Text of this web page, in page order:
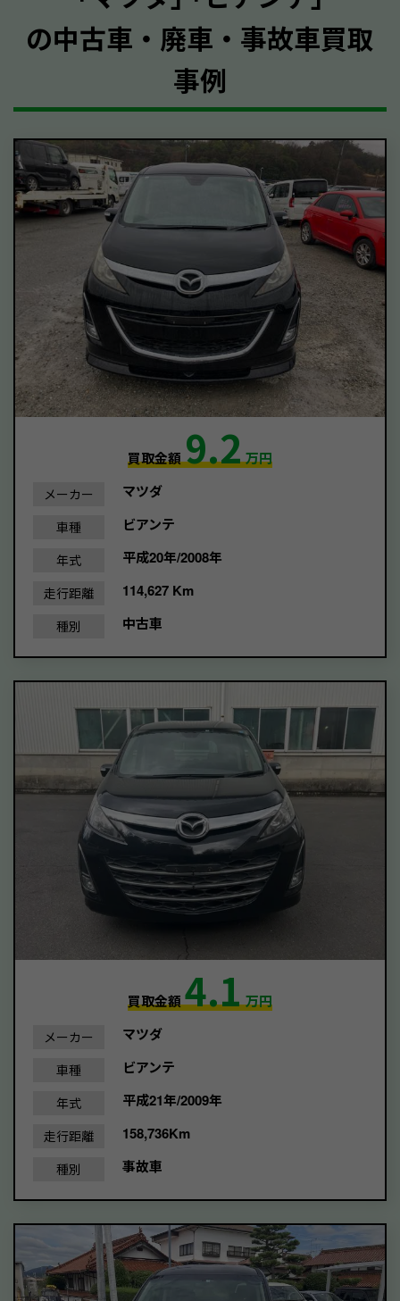
の中古車・廃車・事故車買取
事例
買取金額9.2万円
メーカー マツダ
車種 ビアンテ
年式 平成20年/2008年
走行距離 114,627 Km
種別 中古車
買取金額4.1万円
メーカー マツダ
車種 ビアンテ
年式 平成21年/2009年
走行距離 158,736Km
種別 事故車